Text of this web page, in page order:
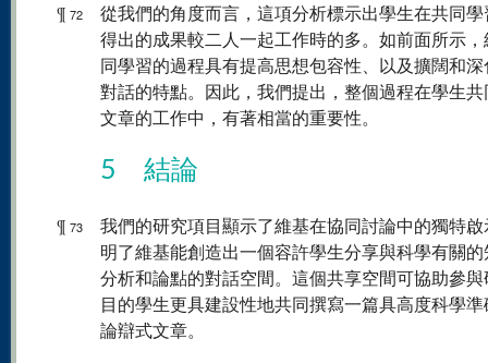
¶ 72
從我們的角度而言，這項分析標示出學生在共同
得出的成果較二人一起工作時的多。如前面所示
同學習的過程具有提高思想包容性、以及擴闊和
對話的特點。因此，我們提出，整個過程在學生
文章的工作中，有著相當的重要性。
5 結論
¶ 73
我們的研究項目顯示了維基在協同討論中的獨特
明了維基能創造出一個容許學生分享與科學有關
分析和論點的對話空間。這個共享空間可協助參
目的學生更具建設性地共同撰寫一篇具高度科學
論辯式文章。